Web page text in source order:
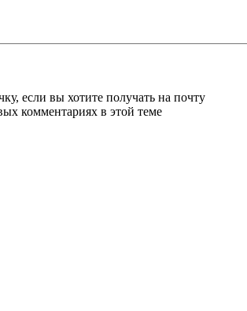
если вы хотите получать на почту
комментариях в этой теме